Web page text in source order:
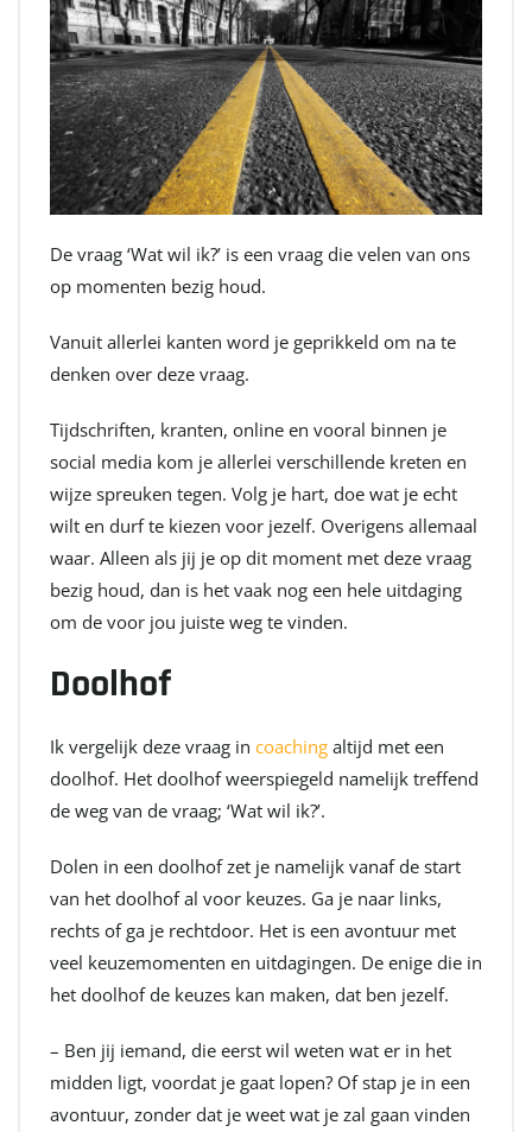
De vraag ‘Wat wil ik?’ is een vraag die velen van ons
op momenten bezig houd.
Vanuit allerlei kanten word je geprikkeld om na te
denken over deze vraag.
Tijdschriften, kranten, online en vooral binnen je
social media kom je allerlei verschillende kreten en
wijze spreuken tegen. Volg je hart, doe wat je echt
wilt en durf te kiezen voor jezelf. Overigens allemaal
waar. Alleen als jij je op dit moment met deze vraag
bezig houd, dan is het vaak nog een hele uitdaging
om de voor jou juiste weg te vinden.
Doolhof
Ik vergelijk deze vraag in coaching altijd met een
doolhof. Het doolhof weerspiegeld namelijk treffend
de weg van de vraag; ‘Wat wil ik?’.
Dolen in een doolhof zet je namelijk vanaf de start
van het doolhof al voor keuzes. Ga je naar links,
rechts of ga je rechtdoor. Het is een avontuur met
veel keuzemomenten en uitdagingen. De enige die in
het doolhof de keuzes kan maken, dat ben jezelf.
– Ben jij iemand, die eerst wil weten wat er in het
midden ligt, voordat je gaat lopen? Of stap je in een
avontuur, zonder dat je weet wat je zal gaan vinden